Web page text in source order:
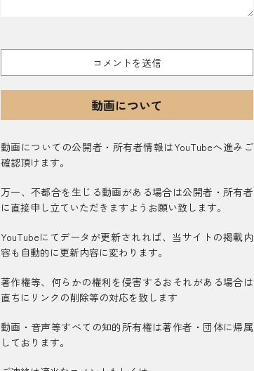
動画について
動画についての公開者・所有者情報はYouTubeへ進みご
確認頂けます。
万一、不都合を生じる動画がある場合は公開者・所有者
に直接申し立ていただきますようお願い致します。
YouTubeにてデータが更新されれば、当サイトの掲載内
容も自動的に更新内容に変わります。
著作権等、何らかの権利を侵害するおそれがある場合は
直ちにリンクの削除等の対応を致します
動画・音声等すべての知的所有権は著作者・団体に帰属
しております。